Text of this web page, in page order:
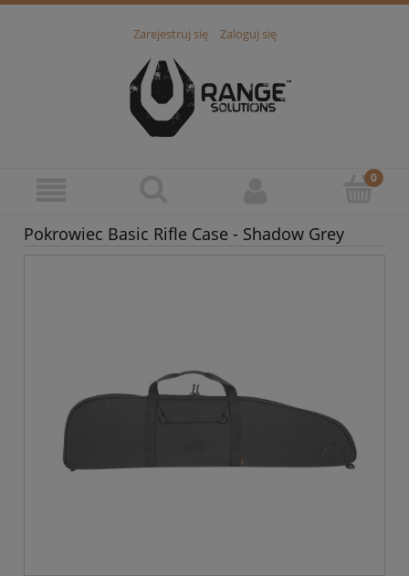
Zarejestruj się Zaloguj się
Pokrowiec Basic Rifle Case - Shadow Grey